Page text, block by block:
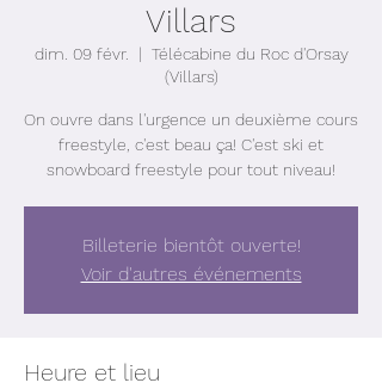
Villars
dim. 09 févr.
  |
Télécabine du Roc d'Orsay
(Villars)
On ouvre dans l'urgence un deuxième cours
freestyle, c'est beau ça! C'est ski et
snowboard freestyle pour tout niveau!
Billeterie bientôt ouverte!
Voir d'autres événements
Heure et lieu